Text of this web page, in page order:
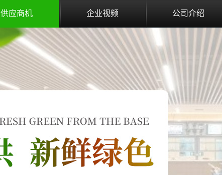
供应商机 企业视频 公司介绍